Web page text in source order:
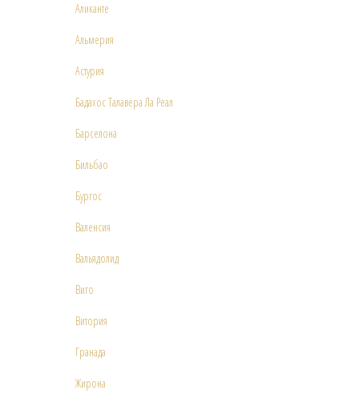
Аликанте
Альмерия
Астурия
Бадахос Талавера Ла Реал
Барселона
Бильбао
Бургос
Валенсия
Вальядолид
Виго
Витория
Гранада
Жирона